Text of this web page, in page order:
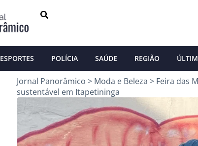
ESPORTES POLÍCIA SAÚDE REGIÃO
Jornal Panorâmico > Moda e Beleza > Feira das
sustentável em Itapetininga